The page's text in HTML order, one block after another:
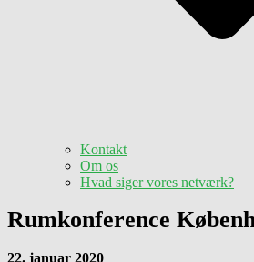
Kontakt
Om os
Hvad siger vores netværk?
Rumkonference
22. januar 2020